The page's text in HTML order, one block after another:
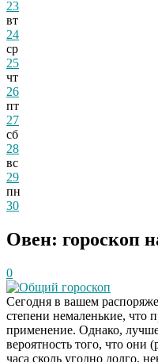
23
вт
24
ср
25
чт
26
пт
27
сб
28
вс
29
пн
30
Овен: гороскоп
0
Общий гороскоп
Сегодня в вашем
степени немаленькие, что
применение. Однако, лучше
вероятность того, что они
часа сколь угодно долго,